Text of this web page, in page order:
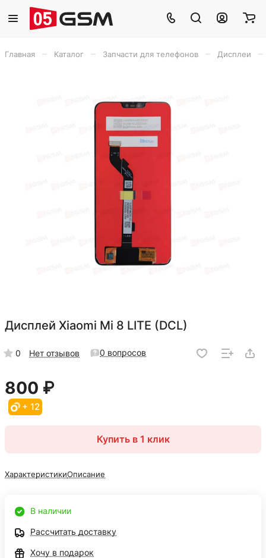
Главная Каталог Запчасти для телефонов Дисплеи
Дисплей Xiaomi Mi 8 LITE (DCL)
0 Нет отзывов 0 вопросов
800 ₽
+ 12
Купить в 1 клик
ХарактеристикиОписание
В наличии
Рассчитать доставку
Хочу в подарок